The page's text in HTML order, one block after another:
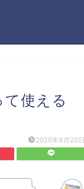
使える
2020年6月20日